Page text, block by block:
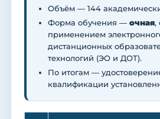
Объём — 144
Форма обучения — очная,
применением
дистанционных
технологий (ЭО и ДОТ).
По итогам —
квалификации